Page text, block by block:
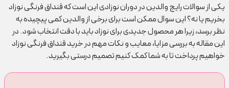
یکی از سوالات رایج والدین در دوران نوزادی این است که قنداق فرنگی نوزاد
بخریم یا نه؟ این سوال ممکن است برای برخی از والدین کمی پیچیده به
نظر برسد، زیرا هر محصول جدیدی برای نوزاد باید با دقت انتخاب شود. در
این مقاله به بررسی مزایا، معایب و نکات مهم در خرید قنداق فرنگی نوزاد
خواهیم پرداخت تا به شما کمک کنیم تصمیم درستی بگیرید.